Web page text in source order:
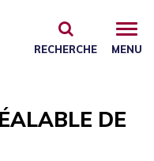
MENU
RECHERCHE
DE